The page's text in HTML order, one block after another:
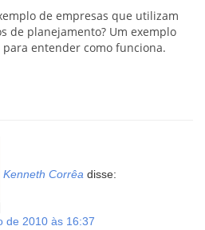
de empresas que utilizam
de planejamento? Um exemplo
entender como funciona.
Kenneth Corrêa disse:
de 2010 às 16:37